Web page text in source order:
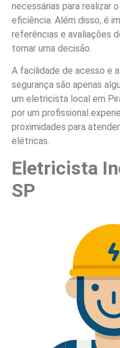
necessárias para realizar
eficiência. Além disso, é
referências e avaliações
tomar uma decisão.
A facilidade de acesso e
segurança são apenas
um eletricista local em
por um profissional
proximidades para
elétricas.
Eletricista
SP